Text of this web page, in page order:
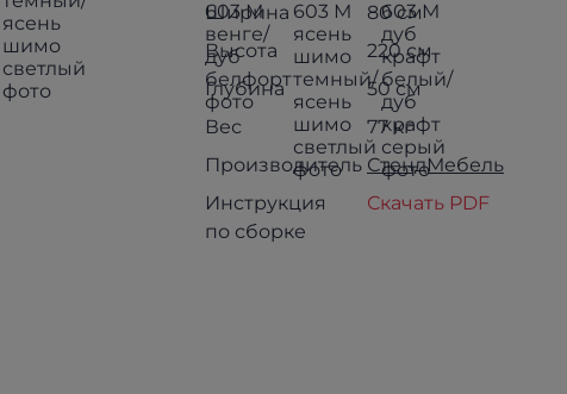
Ширина
80 см
Высота
220 см
Глубина
50 см
Вес
77 кг
Производитель СтендМебель
Инструкция
по сборке
Скачать PDF